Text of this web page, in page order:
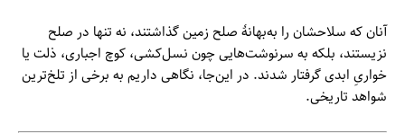
آنان که سلاحشان را به‌بهانهٔ صلح زمین گذاشتند، نه تنها در صلح
نزیستند، بلکه به سرنوشت‌هایی چون نسل‌کشی، کوچ اجباری، ذلت یا
خواریِ ابدی گرفتار شدند. در این‌جا، نگاهی داریم به برخی از تلخ‌ترین
شواهد تاریخی.